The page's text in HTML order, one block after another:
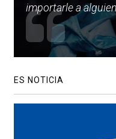
importarle a alguien
ES NOTICIA